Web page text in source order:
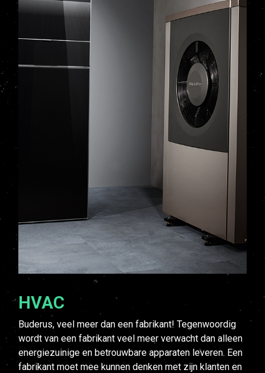
HVAC
Buderus, veel meer dan een fabrikant! Tegenwoordig
wordt van een fabrikant veel meer verwacht dan alleen
energiezuinige en betrouwbare apparaten leveren. Een
fabrikant moet mee kunnen denken met zijn klanten en